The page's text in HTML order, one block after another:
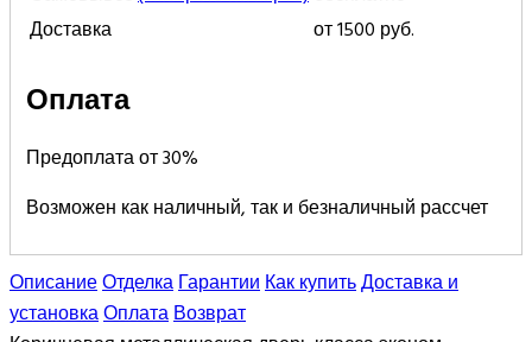
Доставка
от 1500 руб.
Оплата
Предоплата от 30%
Возможен как наличный, так и безналичный рассчет
ОписаниеОтделкаГарантииКак купитьДоставка и
установкаОплатаВозврат